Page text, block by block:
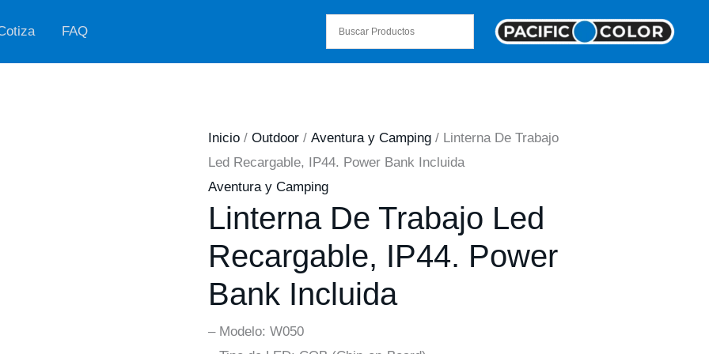
FAQ
Inicio/ Outdoor/ Aventura y Camping/ Linterna De Trabajo
Led Recargable, IP44. Power Bank Incluida
Aventura y Camping
Linterna De Trabajo Led
Recargable, IP44. Power
Bank Incluida
– Modelo: W050